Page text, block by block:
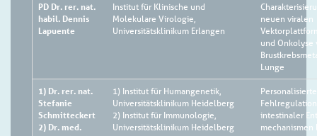
PD Dr. rer. nat.
habil. Dennis
Lapuente
Institut für Klinische und
Molekulare Virologie,
Universitätsklinikum Erlangen
neuen viralen
und Onkolyse
Lunge
1) Dr. rer. nat.
Stefanie
Schmitteckert
2) Dr. med.
1) Institut für Humangenetik,
Universitätsklinikum Heidelberg
2) Institut für Immunologie,
Universitätsklinikum Heidelberg
intestinaler